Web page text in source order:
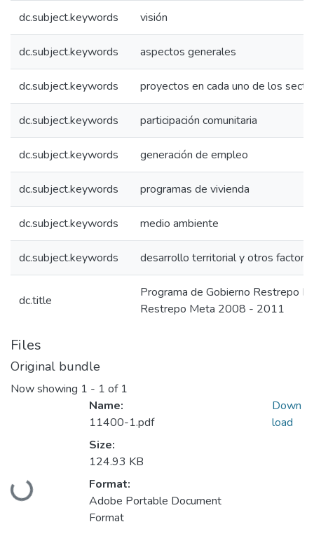
dc.subject.keywords visión
dc.subject.keywords aspectos generales
dc.subject.keywords proyectos en cada uno de los
dc.subject.keywords participación comunitaria
dc.subject.keywords generación de empleo
dc.subject.keywords programas de vivienda
dc.subject.keywords medio ambiente
dc.subject.keywords desarrollo territorial y otros
dc.title
Programa de Gobierno Restrepo
Restrepo Meta 2008 - 2011
Files
Original bundle
Now showing 1 - 1 of 1
Loading...
Name:
11400-1.pdf
Size:
124.93 KB
Format:
Adobe Portable Document
Format
Down
load